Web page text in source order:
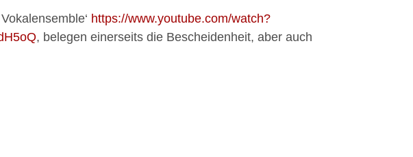
https://www.youtube.com/watch?
, belegen einerseits die Bescheidenheit, aber auch